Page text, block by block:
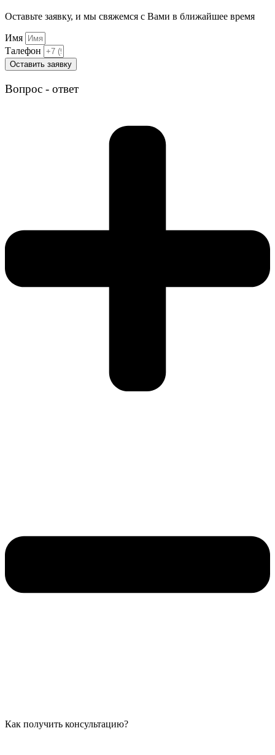
Оставьте заявку, и мы свяжемся с Вами в ближайшее время
Имя
Талефон
Оставить заявку
Вопрос - ответ
Как получить консультацию?